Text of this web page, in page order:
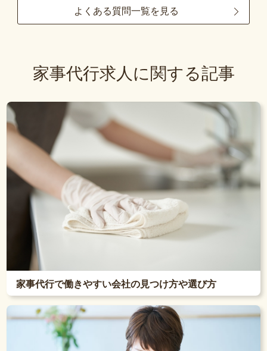
よくある質問一覧を見る
家事代行求人に関する記事
家事代行で働きやすい会社の見つけ方や選び方